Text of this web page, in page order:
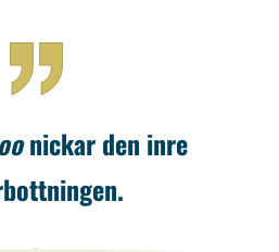
nickar den inre